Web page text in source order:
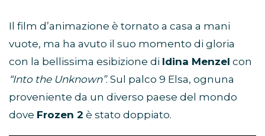
Il film d’animazione è tornato a casa a mani
vuote, ma ha avuto il suo momento di gloria
con la bellissima esibizione di Idina Menzel con
“Into the Unknown”. Sul palco 9 Elsa, ognuna
proveniente da un diverso paese del mondo
dove Frozen 2 è stato doppiato.